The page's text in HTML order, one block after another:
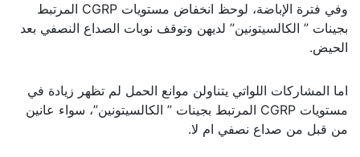
وفي فترة الإباضة، لوحظ انخفاض مستويات CGRP المرتبط
بجينات ” الكالسيتونين” لديهن وتوقف نوبات الصداع النصفي بعد
الحيض.
اما المشاركات اللواتي يتناولن موانع الحمل لم تظهر زيادة في
مستويات CGRP المرتبط بجينات ” الكالسيتونين”، سواء عانين
من قبل من صداع نصفي ام لا.